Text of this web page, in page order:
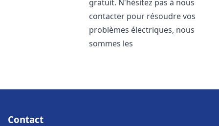
gratuit. N'hésitez pas à nous
contacter pour résoudre vos
problèmes électriques, nous
sommes les
Contact